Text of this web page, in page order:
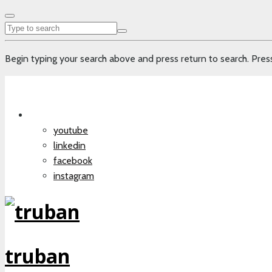
Begin typing your search above and press return to search.
youtube
linkedin
facebook
instagram
truban